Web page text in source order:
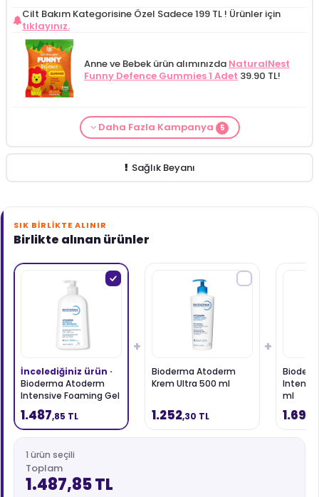
Cilt Bakım Kategorisine Özel Sadece 199 TL ! Ürünler için
tıklayınız.
Anne ve Bebek ürün alımınızda NaturalNest
Funny Defence Gummies 1 Adet 39.90 TL!
Anne ve Bebek ürün alımınızdaNaturalNest
From Natura Kadınlar İçin Terleme Karşıtı
Alls Biocosmetics Organik Anti Stretch Mark
Anne ve Bebek bakımı siparişlerinizde
Cilt Bakım ürünü siparişinizdeMamaaura
Daha Fazla Kampanya 5
Sağlık Beyanı
SIK BIRLIKTE ALINIR
Birlikte alınan ürünler
İncelediğiniz ürün ·
Bioderma Atoderm
Intensive Foaming Gel
1 Litre - Yüz Yıkama Jeli
1.487,85 TL
+
Bioderma Atoderm
Krem Ultra 500 ml
1.252,30 TL
+
ml
1.699
1 ürün seçili
Toplam
1.487,85 TL